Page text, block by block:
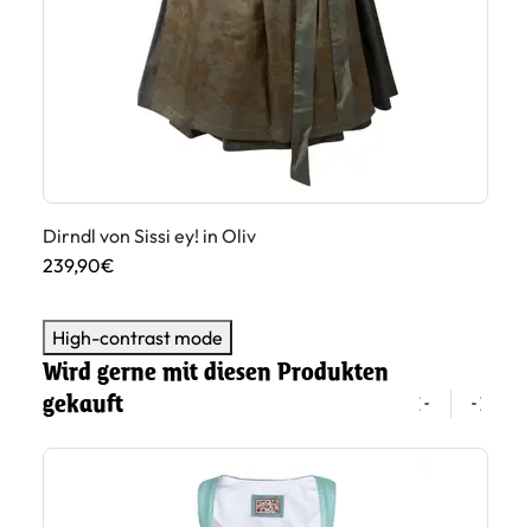
Dirndl von Sissi ey! in Oliv
239,90€
High-contrast mode
Wird gerne mit diesen Produkten
gekauft